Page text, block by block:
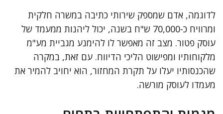
לדוגמה, אדם שמספק שירותי כתיבה במשרה חלקית
ומרוויח כ-70,000 ש"ח בשנה, יכול ליהנות ממעמד של
עוסק פטור. מצב זה מאפשר לו להימנע מגביית מע"מ
מלקוחותיו ומפישוט הליכי הדיווח. עם זאת, במקרה
שהכנסותיו יעלו על תקרת המחזור, הוא יחויב להמיר את
מעמדו לעוסק מורשה.